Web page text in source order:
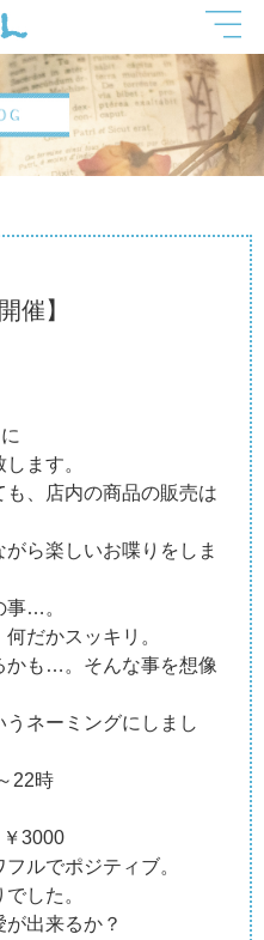
催】
ます。
、店内の商品の販売は
ら楽しいお喋りをしま
事…。
だかスッキリ。
かも…。そんな事を想像
うネーミングにしまし
22時
3000
ルでポジティブ。
した。
出来るか？